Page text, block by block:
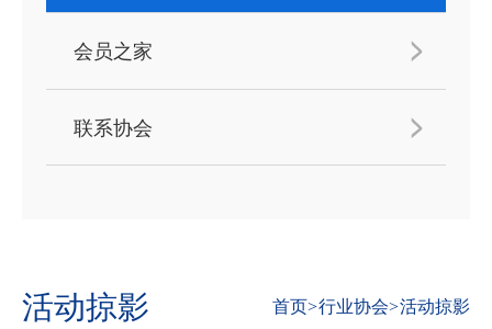
会员之家
联系协会
活动掠影 首页>行业协会>活动掠影